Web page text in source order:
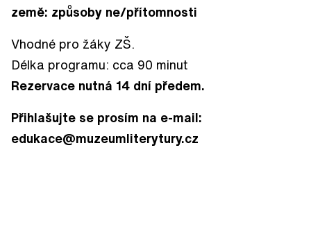
země: způsoby ne/přítomnosti
Vhodné pro žáky ZŠ.
Délka programu: cca 90 minut
Rezervace nutná 14 dní předem.
Přihlašujte se prosím na e-mail:
edukace@muzeumliterytury.cz